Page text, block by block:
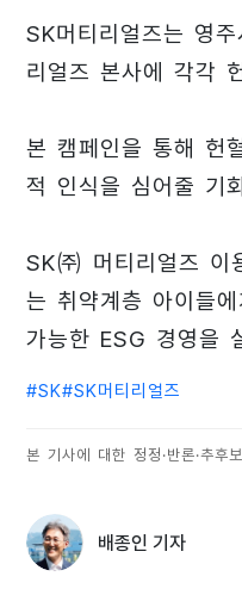
SK머티리얼즈는 영
리얼즈 본사에 각각
본 캠페인을 통해 헌
적 인식을 심어줄 기
SK㈜ 머티리얼즈 이
는 취약계층 아이들
가능한 ESG 경영을
#SK#SK머티리얼즈
본 기사에 대한 정정·반론·추후
배종인 기자